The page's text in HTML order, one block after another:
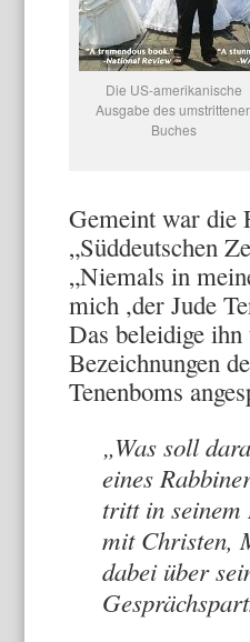
Die US-amerikanische
Ausgabe des
Buches
Gemeint war die
„Süddeutschen
„Niemals in
mich ,der Jude
Das beleidige
Bezeichnungen
Tenenboms
„Was soll
eines
tritt in seinem
mit Christen,
dabei über